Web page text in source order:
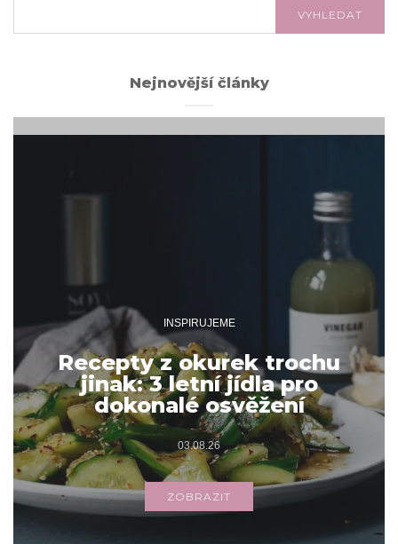
VYHLEDAT
Nejnovější články
INSPIRUJEME
Recepty z okurek trochu
jinak: 3 letní jídla pro
dokonalé osvěžení
03.08.26
ZOBRAZIT